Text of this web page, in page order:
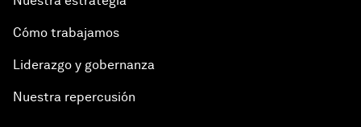
Cómo trabajamos
Liderazgo y gobernanza
Nuestra repercusión